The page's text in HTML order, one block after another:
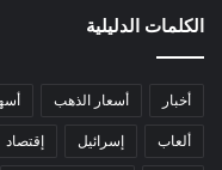
الكلمات الدليلية
أخبار أسعار الذهب
ألعاب إسرائيل إقتصاد